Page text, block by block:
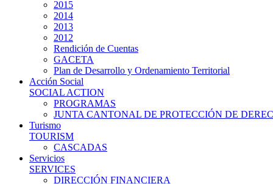
2015
2014
2013
2012
Rendición de Cuentas
GACETA
Plan de Desarrollo y Ordenamiento Territorial
Acción Social
SOCIAL ACTION
PROGRAMAS
JUNTA CANTONAL DE PROTECCIÓN DE
Turismo
TOURISM
CASCADAS
Servicios
SERVICES
DIRECCIÓN FINANCIERA